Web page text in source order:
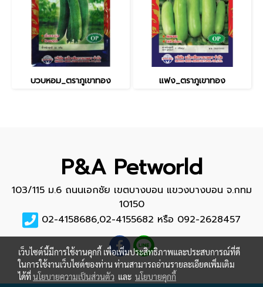
บวบหอม_ตราภูเขาทอง แฟง_ตราภูเขาทอง
P&A Petworld
103/115 ม.6 ถนนเอกชัย เขตบางบอน แขวงบางบอน จ.กทม
10150
02-4158686,02-4155682 หรือ 092-2628457
เว็บไซต์นี้มีการใช้งานคุกกี้ เพื่อเพิ่มประสิทธิภาพและประสบการณ์ที่ดี
ในการใช้งานเว็บไซต์ของท่าน ท่านสามารถอ่านรายละเอียดเพิ่มเติม
ได้ที่นโยบายความเป็นส่วนตัว และ นโยบายคุกกี้